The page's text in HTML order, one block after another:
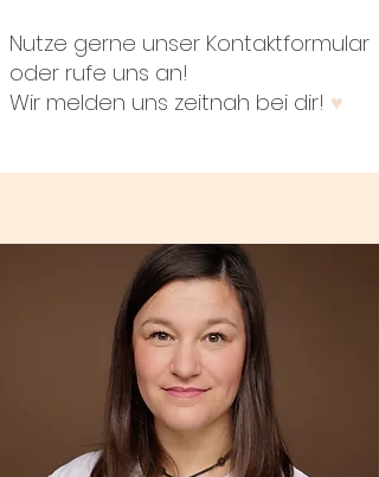
Nutze gerne unser Kontaktformular
oder rufe uns an!
Wir melden uns zeitnah bei dir! ♥